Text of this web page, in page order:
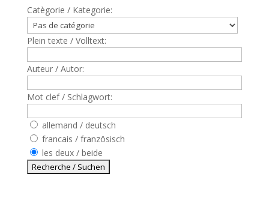
Catègorie / Kategorie:
Plein texte / Volltext:
Auteur / Autor:
Mot clef / Schlagwort:
allemand / deutsch
francais / französisch
les deux / beide